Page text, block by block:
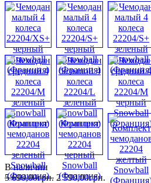
В наличии
5 690,00грн. 2 590,00грн.